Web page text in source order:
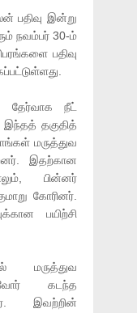
பதிவு இன்று
நவம்பர் 30-ம்
பதிவு
தேர்வாக நீட்
இந்தத் தகுதித்
மருத்துவ
இதற்கான
பின்னர்
கோரினர்.
பயிற்சி
மருத்துவ
கடந்த
இவற்றின்